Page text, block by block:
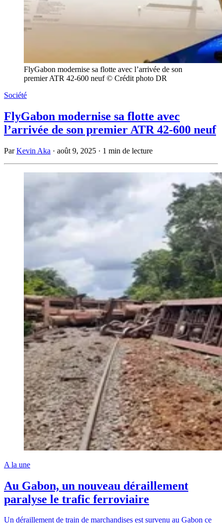
FlyGabon modernise sa flotte avec l’arrivée de son
premier ATR 42-600 neuf © Crédit photo DR
Société
FlyGabon modernise sa flotte avec
l’arrivée de son premier ATR 42-600 neuf
ParKevin Aka · août 9, 2025 · 1 min de lecture
A la une
Au Gabon, un nouveau déraillement
paralyse le trafic ferroviaire
Un déraillement de train de marchandises est survenu au Gabon ce